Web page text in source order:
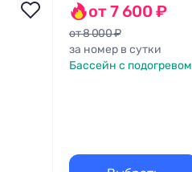
от 7 600 ₽
от 8 000 ₽
за номер в сутки
Бассейн с подогревом